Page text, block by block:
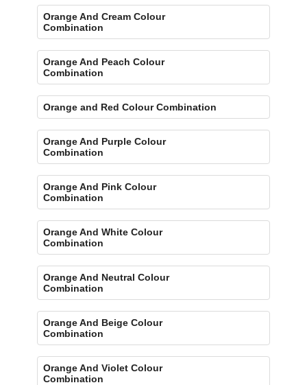
Orange And Cream Colour
Combination
Orange And Peach Colour
Combination
Orange and Red Colour Combination
Orange And Purple Colour
Combination
Orange And Pink Colour
Combination
Orange And White Colour
Combination
Orange And Neutral Colour
Combination
Orange And Beige Colour
Combination
Orange And Violet Colour
Combination